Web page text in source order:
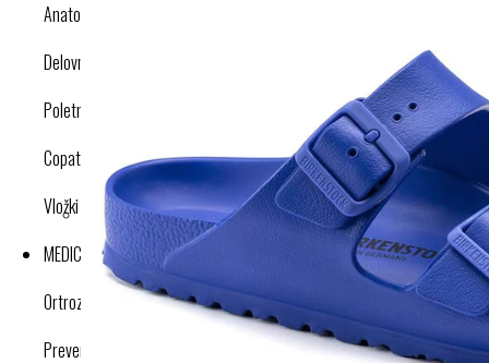
Anatomska obutev
Delovna obutev s certifikatom
Poletna obutev
Copati
Vložki in dodatki
MEDICINSKI IZDELKI
Ortroze in opornice
Preventivne kompresijske nogavice